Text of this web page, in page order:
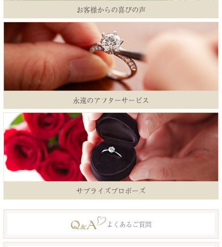
お客様からの喜びの声
永遠のアフターサービス
サプライズプロポーズ
よくあるご質問